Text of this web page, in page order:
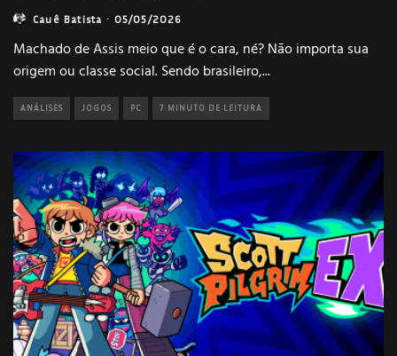
Cauê Batista · 05/05/2026
Machado de Assis meio que é o cara, né? Não importa sua
origem ou classe social. Sendo brasileiro,...
ANÁLISES JOGOS PC 7 MINUTO DE LEITURA